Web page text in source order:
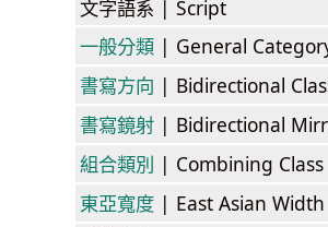
文字語系 | Script
一般分類 | General
書寫方向 | Bidirectional
書寫鏡射 | Bidirectional
組合類別 | Combining Class
東亞寬度 | East Asian Width